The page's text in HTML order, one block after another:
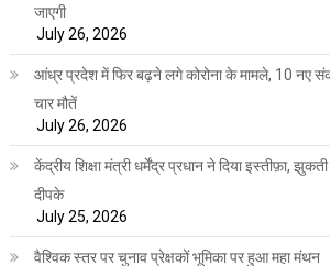
जाएगी
July 26, 2026
आंध्र प्रदेश में फिर बढ़ने लगे कोरोना के मामले, 10 नए
चार मौतें
July 26, 2026
केंद्रीय शिक्षा मंत्री धर्मेंद्र प्रधान ने दिया इस्तीफ़ा,
दीपके
July 25, 2026
वैश्विक स्तर पर चुनाव प्रेक्षकों भूमिका पर हुआ महा मंथन